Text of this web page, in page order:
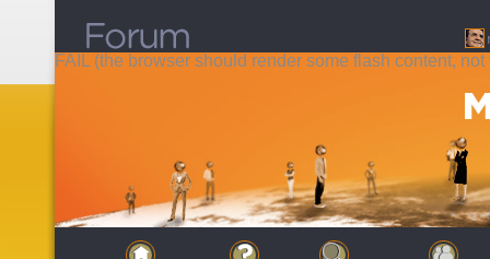
FAIL (the browser should render some flash content, not